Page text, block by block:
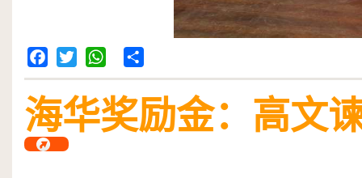
Facebook
TwitterWhatsApp
Share
海华奖励金：高文